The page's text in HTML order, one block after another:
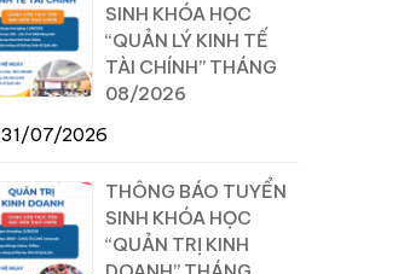
SINH KHÓA HỌC
“QUẢN LÝ KINH TẾ
TÀI CHÍNH” THÁNG
08/2026
31/07/2026
THÔNG BÁO TUYỂN
SINH KHÓA HỌC
“QUẢN TRỊ KINH